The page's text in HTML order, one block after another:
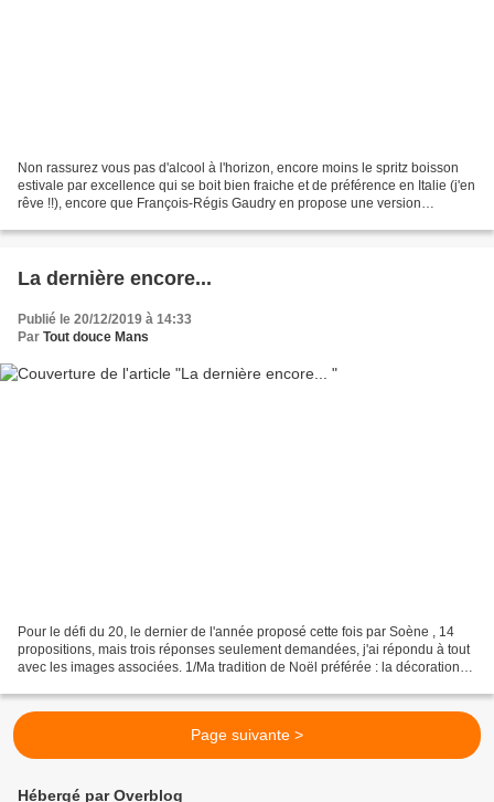
Non rassurez vous pas d'alcool à l'horizon, encore moins le spritz boisson
estivale par excellence qui se boit bien fraiche et de préférence en Italie (j'en
rêve !!), encore que François-Régis Gaudry en propose une version
La dernière encore...
Publié le 20/12/2019 à 14:33
Par Tout douce Mans
Pour le défi du 20, le dernier de l'année proposé cette fois par Soène , 14
propositions, mais trois réponses seulement demandées, j'ai répondu à tout
avec les images associées. 1/Ma tradition de Noël préférée : la décoration
Page suivante >
Hébergé par Overblog